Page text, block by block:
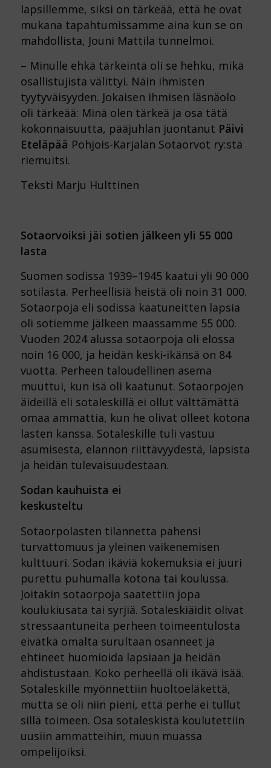
lapsillemme, siksi on tärkeää, että he ovat
mukana tapahtumissamme aina kun se on
mahdollista, Jouni Mattila tunnelmoi.
– Minulle ehkä tärkeintä oli se hehku, mikä
osallistujista välittyi. Näin ihmisten
tyytyväisyyden. Jokaisen ihmisen läsnäolo
oli tärkeää: Minä olen tärkeä ja osa tätä
kokonnaisuutta, pääjuhlan juontanut Päivi
Eteläpää Pohjois-Karjalan Sotaorvot ry:stä
riemuitsi.
Teksti Marju Hulttinen
Sotaorvoiksi jäi sotien jälkeen yli 55 000
lasta
Suomen sodissa 1939–1945 kaatui yli 90 000
sotilasta. Perheellisiä heistä oli noin 31 000.
Sotaorpoja eli sodissa kaatuneitten lapsia
oli sotiemme jälkeen maassamme 55 000.
Vuoden 2024 alussa sotaorpoja oli elossa
noin 16 000, ja heidän keski-ikänsä on 84
vuotta. Perheen taloudellinen asema
muuttui, kun isä oli kaatunut. Sotaorpojen
äideillä eli sotaleskillä ei ollut välttämättä
omaa ammattia, kun he olivat olleet kotona
lasten kanssa. Sotaleskille tuli vastuu
asumisesta, elannon riittävyydestä, lapsista
ja heidän tulevaisuudestaan.
Sodan kauhuista ei
keskusteltu
Sotaorpolasten tilannetta pahensi
turvattomuus ja yleinen vaikenemisen
kulttuuri. Sodan ikäviä kokemuksia ei juuri
purettu puhumalla kotona tai koulussa.
Joitakin sotaorpoja saatettiin jopa
koulukiusata tai syrjiä. Sotaleskiäidit olivat
stressaantuneita perheen toimeentulosta
eivätkä omalta surultaan osanneet ja
ehtineet huomioida lapsiaan ja heidän
ahdistustaan. Koko perheellä oli ikävä isää.
Sotaleskille myönnettiin huoltoeläkettä,
mutta se oli niin pieni, että perhe ei tullut
sillä toimeen. Osa sotaleskistä koulutettiin
uusiin ammatteihin, muun muassa
ompelijoiksi.